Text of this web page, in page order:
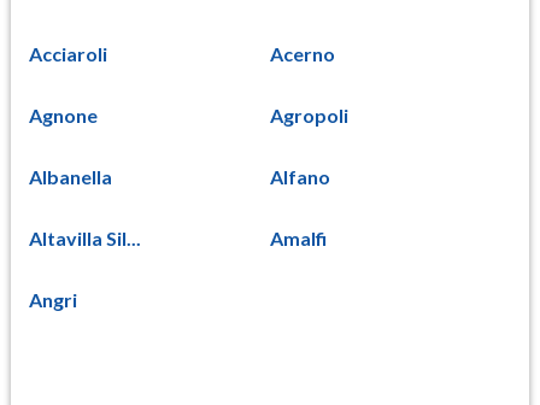
Acciaroli Acerno
Agnone Agropoli
Albanella Alfano
Altavilla Sil... Amalfi
Angri